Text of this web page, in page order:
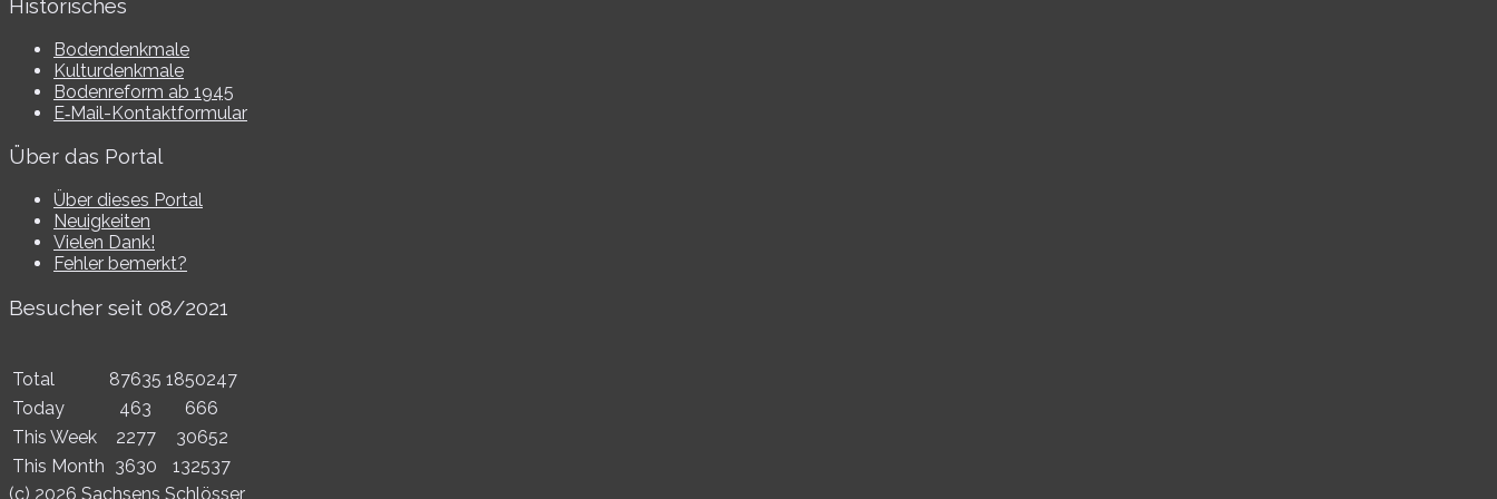
Historisches
Bodendenkmale
Kulturdenkmale
Bodenreform ab 1945
E‑Mail-​​Kontaktformular
Über das Portal
Über dieses Portal
Neuigkeiten
Vielen Dank!
Fehler bemerkt?
Besucher seit 08/​2021
Total 87635 1850247
Today
463
666
This Week
2277
30652
This Month 3630
132537
(c) 2026 Sachsens Schlösser